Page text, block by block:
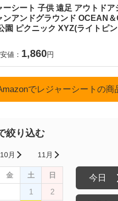
ーシート 子供 遠足 アウトド
ンアンドグラウンド OCEAN
園 ピクニック XYZ(ライトピ
値： 1,860円
でレジャーシートの商
絞り込む
10月 11月
金 土 日
1
2
今日